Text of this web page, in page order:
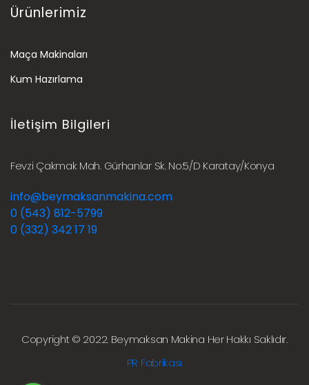
Ürünlerimiz
Maça Makinaları
Kum Hazırlama
İletişim Bilgileri
Fevzi Çakmak Mah. Gürhanlar Sk. No:5/D Karatay/Konya
info@beymaksanmakina.com
0 (543) 812-5799
0 (332) 342 17 19
Copyright © 2022. Beymaksan Makina Her Hakkı Saklıdır.
PR Fabrikası